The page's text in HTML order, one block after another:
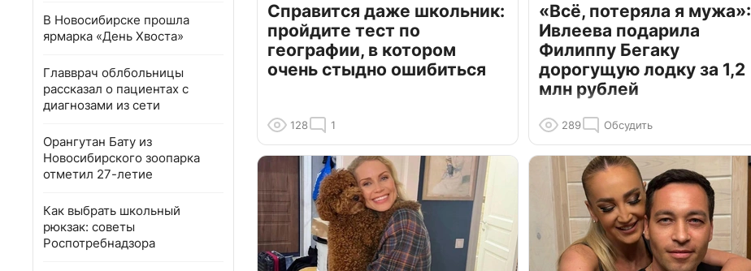
В Новосибирске прошла
ярмарка «День Хвоста»
Главврач облбольницы
рассказал о пациентах с
диагнозами из сети
Орангутан Бату из
Новосибирского зоопарка
отметил 27-летие
Как выбрать школьный
рюкзак: советы
Роспотребнадзора
Справится даже школьник:
пройдите тест по
географии, в котором
очень стыдно ошибиться
128 1
«Всё, потеряла я мужа»:
Ивлеева подарила
Филиппу Бегаку
дорогущую лодку за 1,2
млн рублей
289 Обсудить